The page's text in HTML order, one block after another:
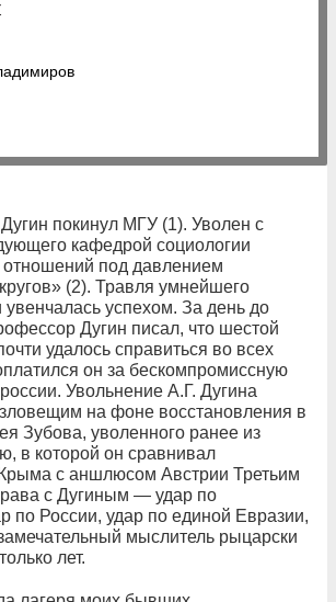
покинул МГУ (1). Уволен с
кафедрой социологии
под давлением
(2). Травля умнейшего
увенчалась успехом. За день до
Дугин писал, что шестой
удалось справиться во всех
он за бескомпромиссную
Увольнение А.Г. Дугина
на фоне восстановления в
Зубова, уволенного ранее из
в которой он сравнивал
с аншлюсом Австрии Третьим
с Дугиным — удар по
по России, удар по единой Евразии,
мыслитель рыцарски
лет.